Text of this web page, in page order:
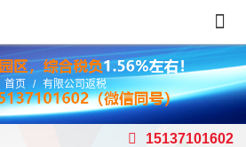
首页 / 有限公司返税
15137101602